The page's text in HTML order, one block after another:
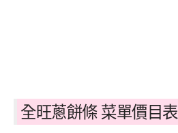
全旺蔥餅條 菜單價目表